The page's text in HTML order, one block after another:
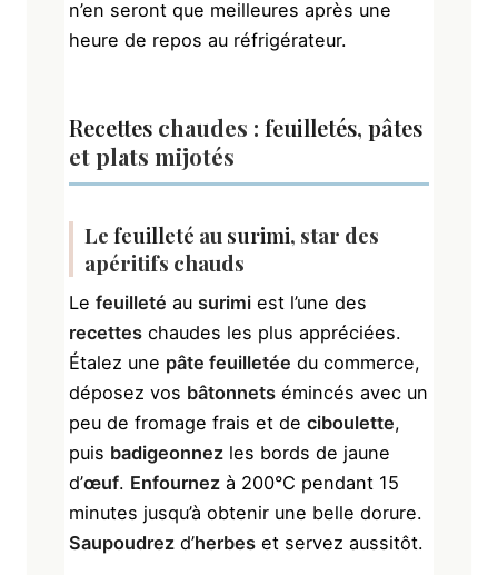
n’en seront que meilleures après une
heure de repos au réfrigérateur.
Recettes chaudes : feuilletés, pâtes
et plats mijotés
Le feuilleté au surimi, star des
apéritifs chauds
Le feuilleté au surimi est l’une des
recettes chaudes les plus appréciées.
Étalez une pâte feuilletée du commerce,
déposez vos bâtonnets émincés avec un
peu de fromage frais et de ciboulette,
puis badigeonnez les bords de jaune
d’œuf. Enfournez à 200°C pendant 15
minutes jusqu’à obtenir une belle dorure.
Saupoudrez d’herbes et servez aussitôt.